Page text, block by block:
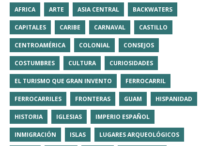
AFRICA ARTE ASIA CENTRAL BACKWATERS
CAPITALES CARIBE CARNAVAL CASTILLO
CENTROAMÉRICA COLONIAL CONSEJOS
COSTUMBRES CULTURA CURIOSIDADES
EL TURISMO QUE GRAN INVENTO FERROCARRIL
FERROCARRILES FRONTERAS GUAM HISPANIDAD
HISTORIA IGLESIAS IMPERIO ESPAÑOL
INMIGRACIÓN ISLAS LUGARES ARQUEOLÓGICOS